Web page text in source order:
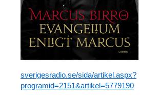
sverigesradio.se/sida/artikel.aspx?
programid=2151&artikel=5779190